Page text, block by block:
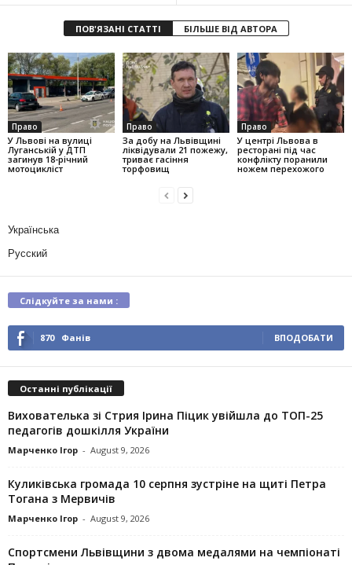
ПОВ'ЯЗАНІ СТАТТІ БІЛЬШЕ ВІД АВТОРА
Право
У Львові на вулиці
Луганській у ДТП
загинув 18-річний
мотоцикліст
Право
За добу на Львівщині
ліквідували 21 пожежу,
триває гасіння
торфовищ
Право
У центрі Львова в
ресторані під час
конфлікту поранили
ножем перехожого
Українська
Русский
Слідкуйте за нами :
870 Фанів ВПОДОБАТИ
Останні публікації
Вихователька зі Стрия Ірина Піцик увійшла до ТОП-25
педагогів дошкілля України
Марченко Ігор - August 9, 2026
Куликівська громада 10 серпня зустріне на щиті Петра
Тогана з Мервичів
Марченко Ігор - August 9, 2026
Спортсмени Львівщини з двома медалями на чемпіонаті